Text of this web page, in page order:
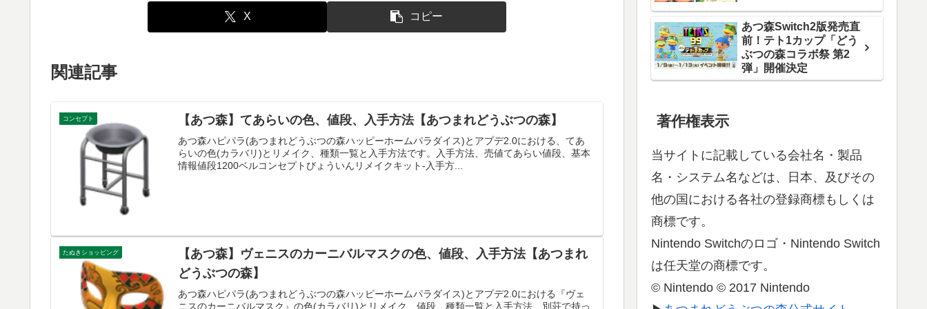
X コピー
関連記事
コンセプト 【あつ森】てあらいの色、値段、入手方法【あつまれどうぶつの森】
あつ森ハピパラ(あつまれどうぶつの森ハッピーホームパラダイス)とアプデ2.0における、てあ
らいの色(カラバリ)とリメイク、種類一覧と入手方法です。入手方法、売値てあらい値段、基本
情報値段1200ベルコンセプトびょういんリメイクキット-入手方...
たぬきショッピング
【あつ森】ヴェニスのカーニバルマスクの色、値段、入手方法【あつまれ
どうぶつの森】
あつ森ハピパラ(あつまれどうぶつの森ハッピーホームパラダイス)とアプデ2.0における『ヴェ
ニスのカーニバルマスク』の色(カラバリ)とリメイク、値段、種類一覧と入手方法、別荘で持っ
あつ森Switch2版発売直
前！テト1カップ「どう
ぶつの森コラボ祭 第2
弾」開催決定
著作権表示
当サイトに記載している会社名・製品
名・システム名などは、日本、及びその
他の国における各社の登録商標もしくは
商標です。
Nintendo Switchのロゴ・Nintendo Switch
は任天堂の商標です。
© Nintendo © 2017 Nintendo